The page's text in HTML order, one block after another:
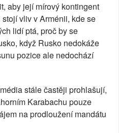
aby její mírový kontingent
vliv v Arménii, kde se
lidí ptá, proč by se
když Rusko nedokáže
pozice ale nedochází
stále častěji prohlašují,
Karabachu pouze
na prodloužení mandátu